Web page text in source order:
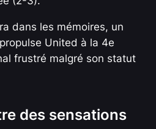
dans les mémoires, un
United à la 4e
frustré malgré son statut
des sensations